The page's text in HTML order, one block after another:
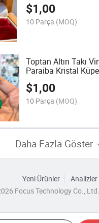
$1,00
10 Parça (MOQ)
Toptan Altın Takı
Paraiba Kristal Küpe
$1,00
10 Parça (MOQ)
Daha Fazla Göster
Yeni Ürünler
Analizler
Focus Technology Co., Ltd.